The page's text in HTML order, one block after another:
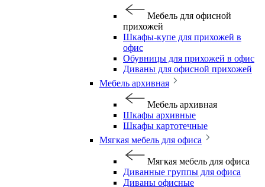
Мебель для офисной
прихожей
Шкафы-купе для прихожей в
офис
Обувницы для прихожей в офис
Диваны для офисной прихожей
Мебель архивная
Мебель архивная
Шкафы архивные
Шкафы картотечные
Мягкая мебель для офиса
Мягкая мебель для офиса
Диванные группы для офиса
Диваны офисные